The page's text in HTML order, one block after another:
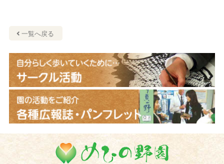
一覧へ戻る